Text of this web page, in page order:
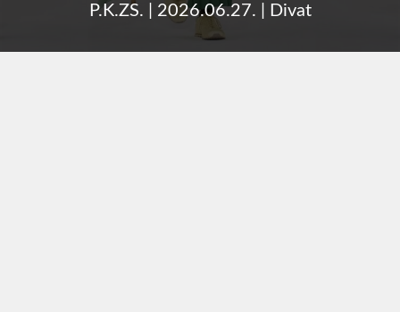
P.K.ZS. 2026.06.27. Divat